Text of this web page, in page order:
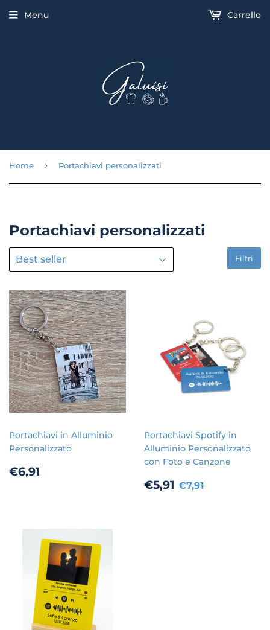
Menu Carrello
Home › Portachiavi personalizzati
Portachiavi personalizzati
Filtri
Portachiavi in Alluminio
Personalizzato
Prezzo
€6,91
Portachiavi Spotify in
Alluminio Personalizzato
con Foto e Canzone
Prezzo
€5,91 €5,91
Prezzo di
€7,91